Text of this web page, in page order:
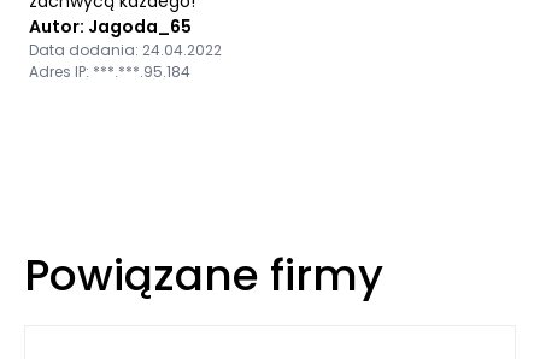
Autor: Jagoda_65
Data dodania: 24.04.2022
Adres IP: ***.***.95.184
Powiązane firmy